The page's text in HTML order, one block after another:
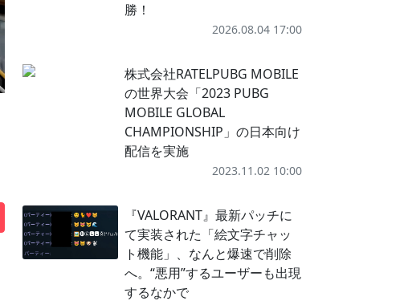
勝！
2026.08.04 17:00
株式会社RATELPUBG MOBILE
の世界大会「2023 PUBG
MOBILE GLOBAL
CHAMPIONSHIP」の日本向け
配信を実施
2023.11.02 10:00
『VALORANT』最新パッチに
て実装された「絵文字チャッ
ト機能」、なんと爆速で削除
へ。“悪用”するユーザーも出現
するなかで